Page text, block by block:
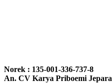
nyesel deh beli geby...
Norek : 135-001-336-737-8
An. CV Karya Priboemi Jepara